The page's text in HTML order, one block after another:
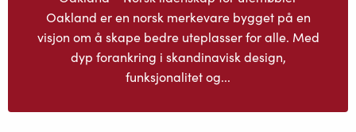
Oakland er en norsk merkevare bygget på en
visjon om å skape bedre uteplasser for alle. Med
dyp forankring i skandinavisk design,
funksjonalitet og...